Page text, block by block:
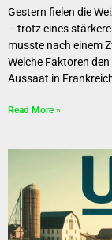
Gestern fielen die
– trotz eines
musste nach einem
Welche Faktoren
Aussaat in
Read More »